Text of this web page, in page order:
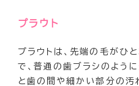
プラウト
プラウトは、先端の毛がひ
で、普通の歯ブラシのよう
と歯の間や細かい部分の汚